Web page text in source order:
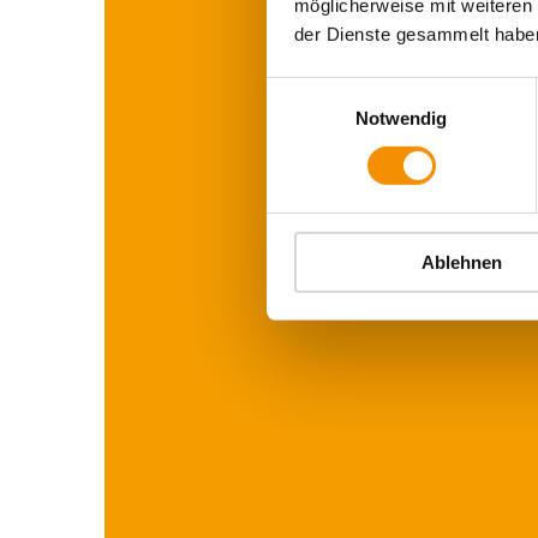
möglicherweise mit
der Dienste gesammelt
Notwendig
Ablehnen